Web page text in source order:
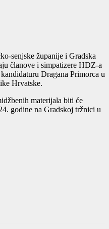
senjske županije i Gradska
članove i simpatizere HDZ-a
Dragana Primorca u
Hrvatske.
materijala biti će
godine na Gradskoj tržnici u